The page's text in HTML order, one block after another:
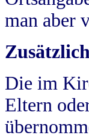
man aber
Die im
Eltern